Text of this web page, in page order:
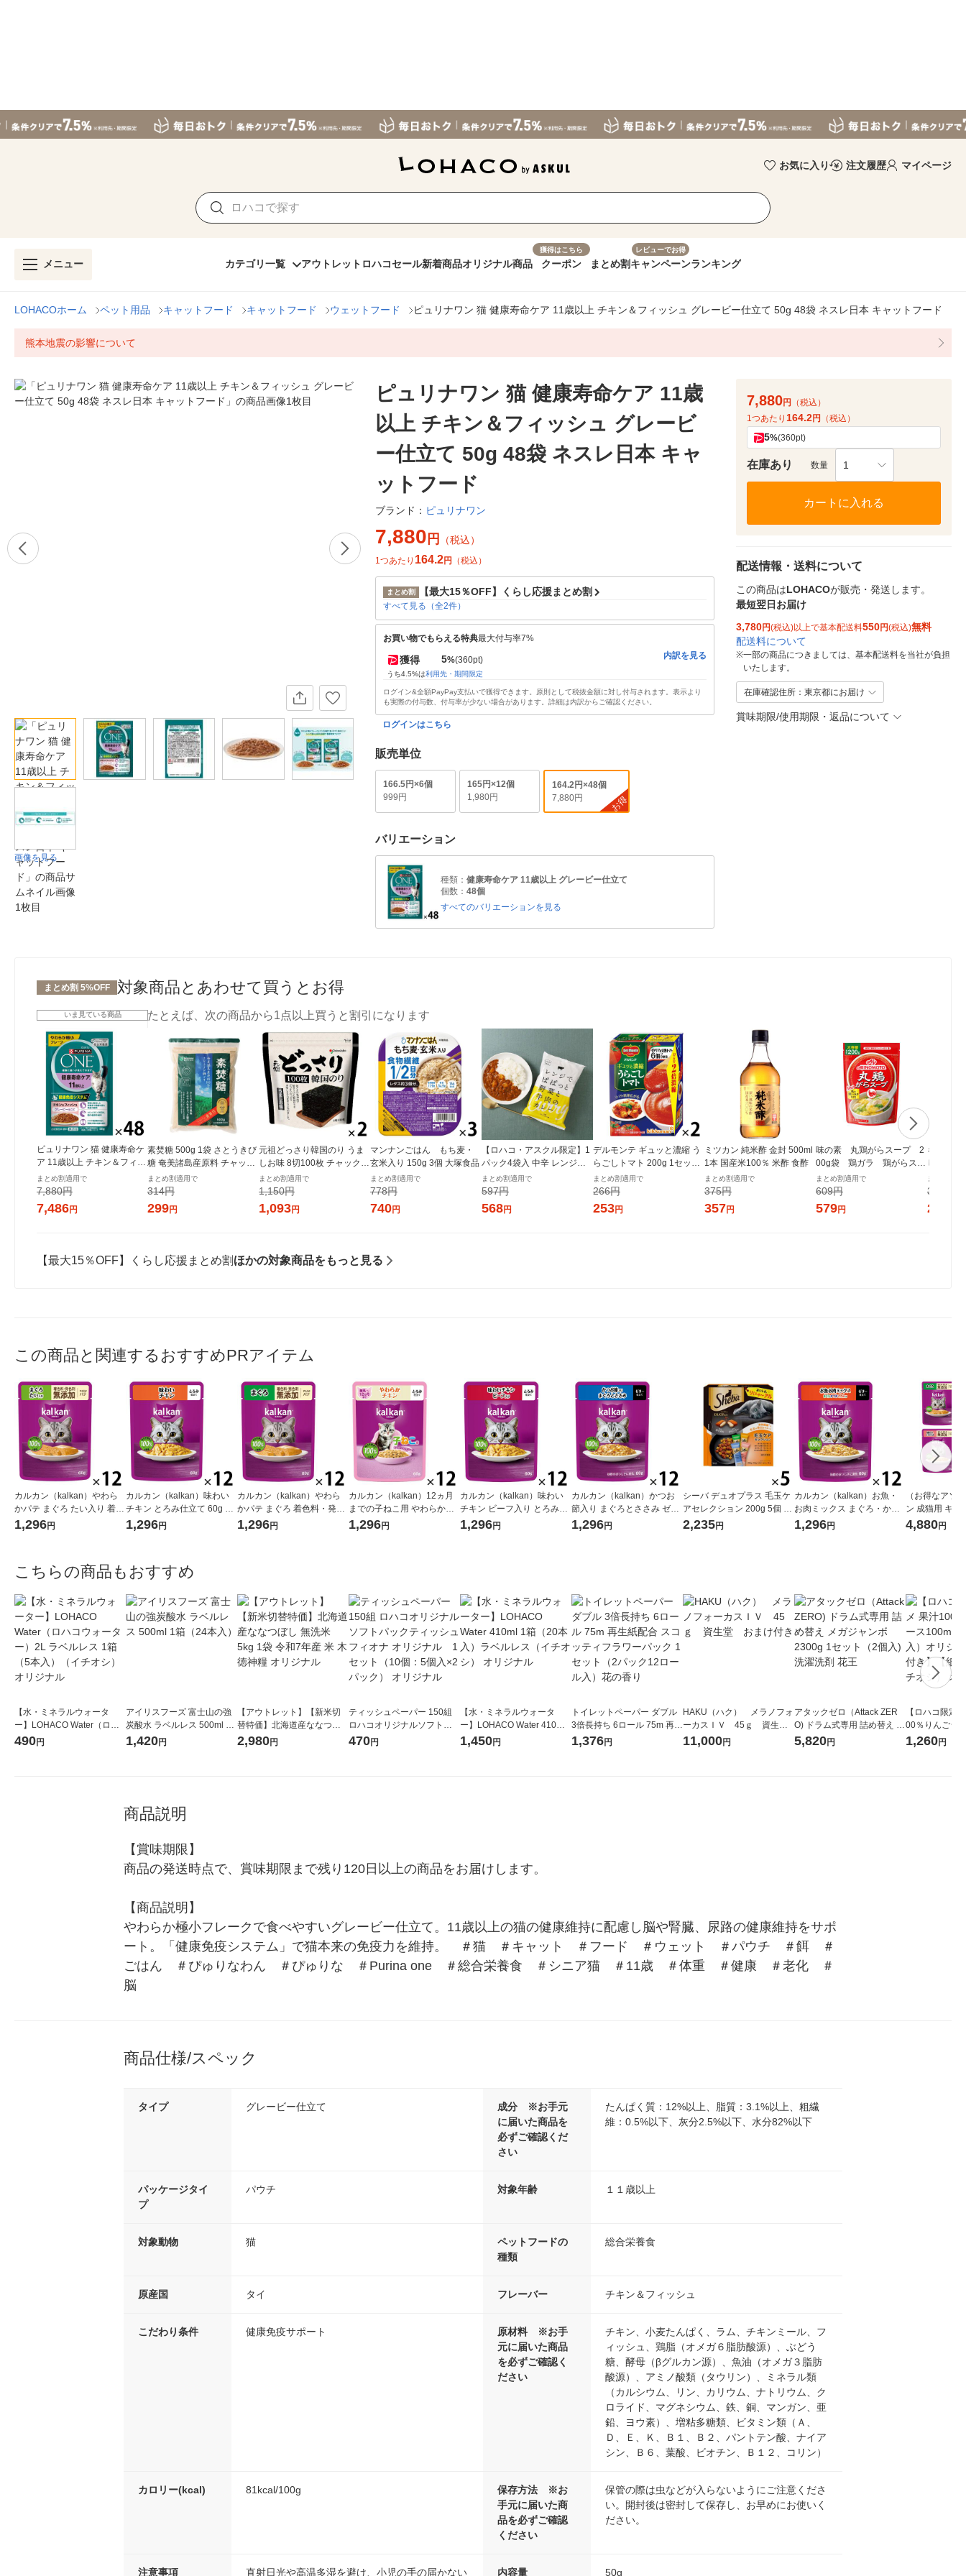
お気に入り 注文履歴 マイページ
メニュー カテゴリ一覧 アウトレット ロハコセール新着商品オリジナル商品
獲得はこちら
クーポン まとめ割
レビューでお得
キャンペーンランキング
LOHACOホーム ペット用品 キャットフード キャットフード ウェットフード ピュリナワン 猫 健康寿命ケア 11歳以上 チキン＆フィッシュ グレービー仕立て 50g 48袋 ネスレ日本 キャットフード
熊本地震の影響について
画像を見る
ピュリナワン 猫 健康寿命ケア 11歳
以上 チキン＆フィッシュ グレービ
ー仕立て 50g 48袋 ネスレ日本 キャ
ットフード
ブランド： ピュリナワン
7,880 円 （税込）
1つあたり 164.2円 （税込）
まとめ割 【最大15％OFF】くらし応援まとめ割
すべて見る（全2件）
お買い物でもらえる特典最大付与率7%
獲得 5%(360pt)
うち4.5%は利用先・期間限定
内訳を見る
ログイン&全額PayPay支払いで獲得できます。原則として税抜金額に対し付与されます。表示より
も実際の付与数、付与率が少ない場合があります。詳細は内訳からご確認ください。
ログインはこちら
販売単位
166.5円×6個
999円
165円×12個
1,980円
164.2円×48個
7,880円
お得
バリエーション
種類： 健康寿命ケア 11歳以上 グレービー仕立て
個数： 48個
すべてのバリエーションを見る
7,880円
（税込）
1つあたり 164.2円 （税込）
5%(360pt)
在庫あり 数量 1
カートに入れる
配送情報・送料について
この商品はLOHACOが販売・発送します。
最短翌日お届け
3,780円(税込)以上で基本配送料550円(税込)無料
配送料について
※一部の商品につきましては、基本配送料を当社が負担
いたします。
在庫確認住所：東京都にお届け
賞味期限/使用期限・返品について
まとめ割 5%OFF 対象商品とあわせて買うとお得
いま見ている商品
ピュリナワン 猫 健康寿命ケ
ア 11歳以上 チキン＆フィッ
シュ グレービー仕立て 50g
48袋 ネスレ日本 キャットフ
まとめ割適用で
7,880円
7,486円
たとえば、次の商品から1点以上買うと割引になります
素焚糖 500g 1袋 さとうきび
糖 奄美諸島産原料 チャック
まとめ割適用で
314円
299円
元祖どっさり韓国のり うま
しお味 8切100枚 チャック付
き 1セット（1個×2）オリオ
ンジャコー
まとめ割適用で
1,150円
1,093円
マンナンごはん もち麦・
玄米入り 150g 3個 大塚食品
まとめ割適用で
778円
740円
【ロハコ・アスクル限定】1
パック4袋入 中辛 レンジで
ぱぱっと野菜と牛肉のカレ
ー 180g 1個 オリジナル レト
ルト（イチオシ） オリジナ
ル
まとめ割適用で
597円
568円
デルモンテ ギュッと濃縮 う
らごしトマト 200g 1セット
（1個×2）キッコーマン 紙
パック
まとめ割適用で
266円
253円
ミツカン 純米酢 金封 500ml
1本 国産米100％ 米酢 食酢
まとめ割適用で
375円
357円
味の素 丸鶏がらスープ 2
00g袋 鶏ガラ 鶏がらスー
プの素
まとめ割適用で
609円
579円
キッコー
しょうゆ
らか密封
う油 調
まとめ割適
305円
290
【最大15％OFF】くらし応援まとめ割 ほかの対象商品をもっと見る
この商品と関連するおすすめPRアイテム
カルカン（kalkan）やわら
かパテ まぐろ たい入り 着色
料・発色剤 無添加 60g 12袋
1,296円
カルカン（kalkan）味わい
チキン とろみ仕立て 60g 12
袋 マースジャパン キャット
1,296円
カルカン（kalkan）やわら
かパテ まぐろ 着色料・発色
剤 無添加 60g 12袋 マースジ
1,296円
カルカン（kalkan）12ヵ月
までの子ねこ用 やわらかチ
キン とろみ仕立て 60g 12袋
1,296円
カルカン（kalkan）味わい
チキン ビーフ入り とろみ仕
立て 60g 12袋 マースジャパ
1,296円
カルカン（kalkan）かつお
節入り まぐろとささみ ゼリ
ー仕立て 60g 12袋 マースジ
1,296円
シーバ デュオプラス 毛玉ケ
アセレクション 200g 5個 キ
ャットフード 猫 ドライ
2,235円
カルカン（kalkan）お魚・
お肉ミックス まぐろ・かつ
お・ささみ入り ゼリー仕立
1,296円
（お得なアソ
ン 成猫用 キャ
ウチ やわらか
4,880円
こちらの商品もおすすめ
【水・ミネラルウォータ
ー】LOHACO Water（ロハ
コウォーター）2L ラベルレ
490円
アイリスフーズ 富士山の強
炭酸水 ラベルレス 500ml 1
箱（24本入）
1,420円
【アウトレット】【新米切
替特価】北海道産ななつぼ
し 無洗米 5kg 1袋 令和7年産
2,980円
ティッシュペーパー 150組
ロハコオリジナルソフトパ
ックティッシュ フィオナ オ
470円
【水・ミネラルウォータ
ー】LOHACO Water 410ml
1箱（20本入）ラベルレス
1,450円
トイレットペーパー ダブル
3倍長持ち 6ロール 75m 再生
紙配合 スコッティフラワー
1,376円
HAKU（ハク） メラノフォ
ーカスＩＶ 45ｇ 資生
堂 おまけ付き
11,000円
アタックゼロ（Attack ZER
O) ドラム式専用 詰め替え メ
ガジャンボ 2300g 1セット
5,820円
【ロハコ限定
00％りんごジ
箱（18本入）
1,260円
商品説明
【賞味期限】
商品の発送時点で、賞味期限まで残り120日以上の商品をお届けします。
【商品説明】
やわらか極小フレークで食べやすいグレービー仕立て。11歳以上の猫の健康維持に配慮し脳や腎臓、尿路の健康維持をサポ
ート。「健康免疫システム」で猫本来の免疫力を維持。　＃猫　＃キャット　＃フード　＃ウェット　＃パウチ　＃餌　＃
ごはん　＃ぴゅりなわん　＃ぴゅりな　＃Purina one　＃総合栄養食　＃シニア猫　＃11歳　＃体重　＃健康　＃老化　＃
脳
商品仕様/スペック
タイプ グレービー仕立て
成分 ※お手元
に届いた商品を
必ずご確認くだ
さい
たんぱく質：12%以上、脂質：3.1%以上、粗繊
維：0.5%以下、灰分2.5%以下、水分82%以下
パッケージタイ
プ
パウチ 対象年齢 １１歳以上
対象動物 猫
ペットフードの
種類
総合栄養食
原産国 タイ フレーバー チキン＆フィッシュ
こだわり条件 健康免疫サポート
原材料 ※お手
元に届いた商品
を必ずご確認く
ださい
チキン、小麦たんぱく、ラム、チキンミール、フ
ィッシュ、鶏脂（オメガ６脂肪酸源）、ぶどう
糖、酵母（βグルカン源）、魚油（オメガ３脂肪
酸源）、アミノ酸類（タウリン）、ミネラル類
（カルシウム、リン、カリウム、ナトリウム、ク
ロライド、マグネシウム、鉄、銅、マンガン、亜
鉛、ヨウ素）、増粘多糖類、ビタミン類（Ａ、
Ｄ、Ｅ、Ｋ、Ｂ１、Ｂ２、パントテン酸、ナイア
シン、Ｂ６、葉酸、ビオチン、Ｂ１２、コリン）
カロリー(kcal) 81kcal/100g
保存方法 ※お
手元に届いた商
品を必ずご確認
ください
保管の際は虫などが入らないようにご注意くださ
い。開封後は密封して保存し、お早めにお使いく
ださい。
注意事項 直射日光や高温多湿を避け、小児の手の届かない 内容量 50g